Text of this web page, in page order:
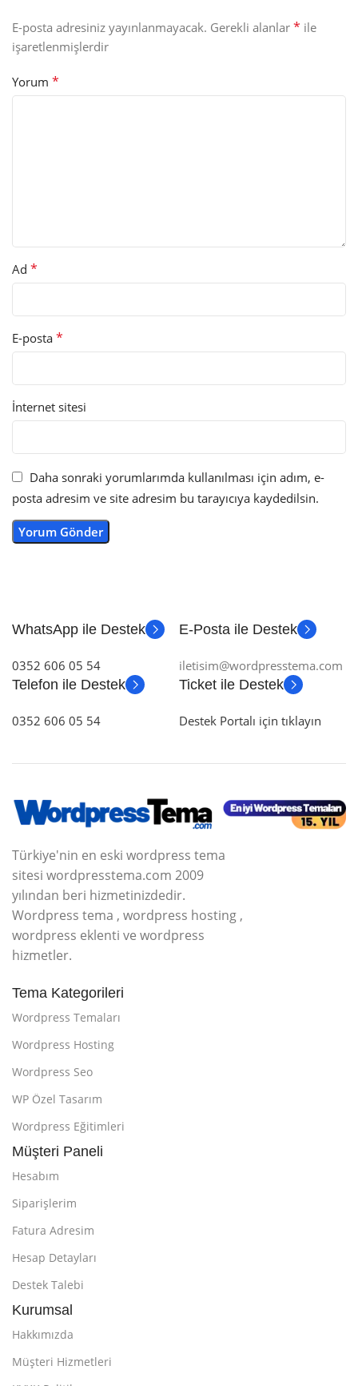
E-posta adresiniz yayınlanmayacak. Gerekli alanlar * ile
işaretlenmişlerdir
Yorum *
Ad *
E-posta *
İnternet sitesi
Daha sonraki yorumlarımda kullanılması için adım, e-
posta adresim ve site adresim bu tarayıcıya kaydedilsin.
WhatsApp ile Destek
0352 606 05 54
E-Posta ile Destek
iletisim@wordpresstema.com
Telefon ile Destek
0352 606 05 54
Ticket ile Destek
Destek Portalı için tıklayın
Türkiye'nin en eski wordpress tema
sitesi wordpresstema.com 2009
yılından beri hizmetinizdedir.
Wordpress tema , wordpress hosting ,
wordpress eklenti ve wordpress
hizmetler.
Tema Kategorileri
Wordpress Temaları
Wordpress Hosting
Wordpress Seo
WP Özel Tasarım
Wordpress Eğitimleri
Müşteri Paneli
Hesabım
Siparişlerim
Fatura Adresim
Hesap Detayları
Destek Talebi
Kurumsal
Hakkımızda
Müşteri Hizmetleri